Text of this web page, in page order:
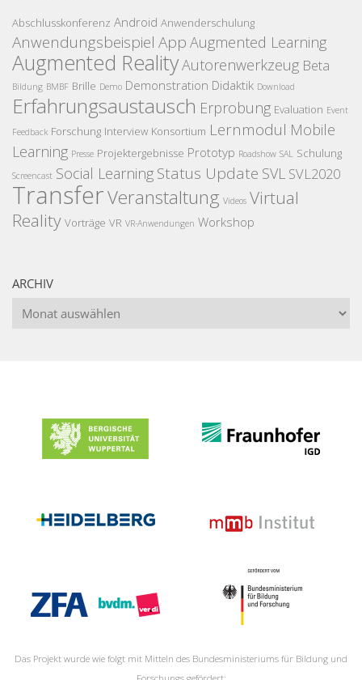
Abschlusskonferenz Android Anwenderschulung
Anwendungsbeispiel App Augmented Learning
Augmented RealityAutorenwerkzeug Beta
Bildung BMBF Brille Demo Demonstration Didaktik Download
Erfahrungsaustausch Erprobung Evaluation Event
Feedback Forschung Interview Konsortium Lernmodul Mobile
Learning Presse Projektergebnisse Prototyp Roadshow SAL Schulung
Screencast Social Learning Status Update SVL SVL2020
TransferVeranstaltung Videos Virtual
Reality Vorträge VR VR-Anwendungen Workshop
ARCHIV
Archiv
Das Projekt wurde wie folgt mit Mitteln des Bundesministeriums für Bildung und